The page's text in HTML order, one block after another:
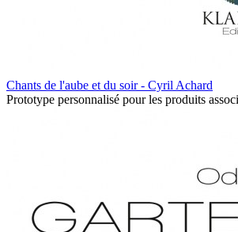
Chants de l'aube et du soir - Cyril Achard
Prototype personnalisé pour les produits